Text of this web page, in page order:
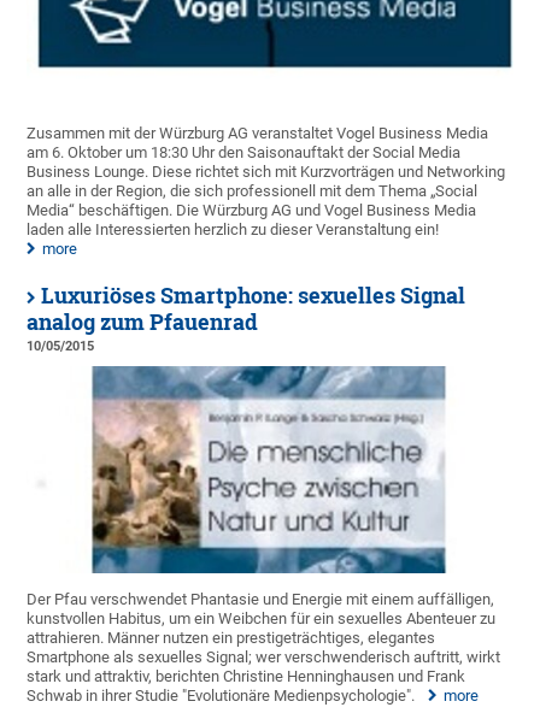
Zusammen mit der Würzburg AG veranstaltet Vogel Business Media
am 6. Oktober um 18:30 Uhr den Saisonauftakt der Social Media
Business Lounge. Diese richtet sich mit Kurzvorträgen und Networking
an alle in der Region, die sich professionell mit dem Thema „Social
Media“ beschäftigen. Die Würzburg AG und Vogel Business Media
laden alle Interessierten herzlich zu dieser Veranstaltung ein!
more
Luxuriöses Smartphone: sexuelles Signal
analog zum Pfauenrad
10/05/2015
Der Pfau verschwendet Phantasie und Energie mit einem auffälligen,
kunstvollen Habitus, um ein Weibchen für ein sexuelles Abenteuer zu
attrahieren. Männer nutzen ein prestigeträchtiges, elegantes
Smartphone als sexuelles Signal; wer verschwenderisch auftritt, wirkt
stark und attraktiv, berichten Christine Henninghausen und Frank
Schwab in ihrer Studie "Evolutionäre Medienpsychologie".
more